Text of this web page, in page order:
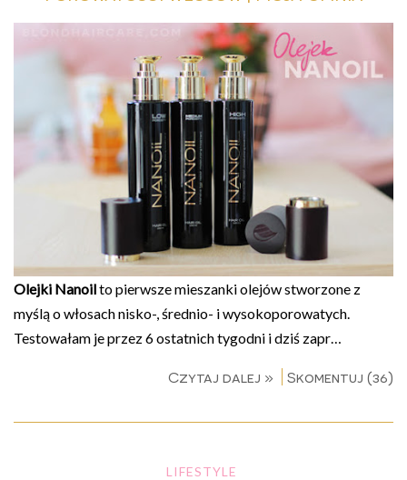
Olejki Nanoilto pierwsze mieszanki olejów stworzone z
myślą o włosach nisko-, średnio- i wysokoporowatych.
Testowałam je przez 6 ostatnich tygodni i dziś zapr…
Czytaj dalej » Skomentuj (36)
LIFESTYLE